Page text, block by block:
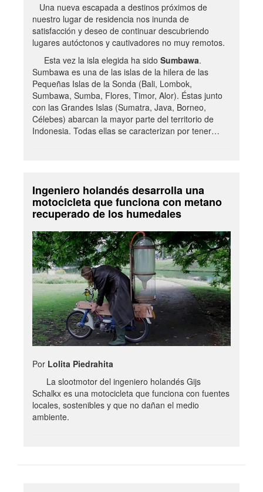
Una nueva escapada a destinos próximos de
nuestro lugar de residencia nos inunda de
satisfacción y deseo de continuar descubriendo
lugares autóctonos y cautivadores no muy remotos.
Esta vez la isla elegida ha sido Sumbawa.
Sumbawa es una de las islas de la hilera de las
Pequeñas Islas de la Sonda (Bali, Lombok,
Sumbawa, Sumba, Flores, Timor, Alor). Éstas junto
con las Grandes Islas (Sumatra, Java, Borneo,
Célebes) abarcan la mayor parte del territorio de
Indonesia. Todas ellas se caracterizan por tener…
Ingeniero holandés desarrolla una
motocicleta que funciona con metano
recuperado de los humedales
Por Lolita Piedrahita
La slootmotor del ingeniero holandés Gijs
Schalkx es una motocicleta que funciona con fuentes
locales, sostenibles y que no dañan el medio
ambiente.